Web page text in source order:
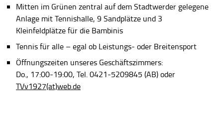
Mitten im Grünen zentral auf dem Stadtwerder gelegene
Anlage mit Tennishalle, 9 Sandplätze und 3
Kleinfeldplätze für die Bambinis
Tennis für alle – egal ob Leistungs- oder Breitensport
Öffnungszeiten unseres Geschäftszimmers:
Do., 17:00-19:00, Tel. 0421-5209845 (AB) oder
TVv1927(at)web.de